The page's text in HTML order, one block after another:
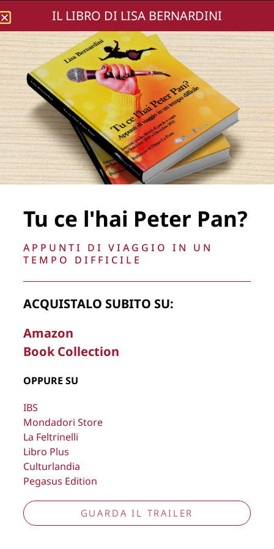
Lisa Bernardini
IMG_0467
rimuovere, oscurare, modificare, immagini e testi del sito, a
propria discrezione.
Cookie PolicyPrivacy Policy
IL LIBRO DI LISA BERNARDINI
Tu ce l'hai Peter Pan?
APPUNTI DI VIAGGIO IN UN
TEMPO DIFFICILE
ACQUISTALO SUBITO SU:
Amazon
Book Collection
OPPURE SU
IBS
Mondadori Store
La Feltrinelli
Libro Plus
Culturlandia
Pegasus Edition
GUARDA IL TRAILER